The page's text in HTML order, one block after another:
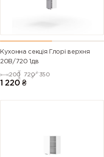
Кухонна секція Глорі верхня
20В/720 1дв
200 720 350
1 220 ₴